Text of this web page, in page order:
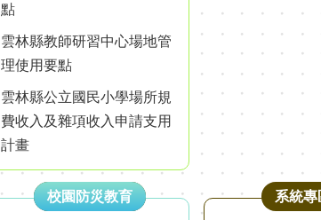
點
雲林縣教師研習中心場地管
理使用要點
雲林縣公立國民小學場所規
費收入及雜項收入申請支用
計畫
校園防災教育 系統專